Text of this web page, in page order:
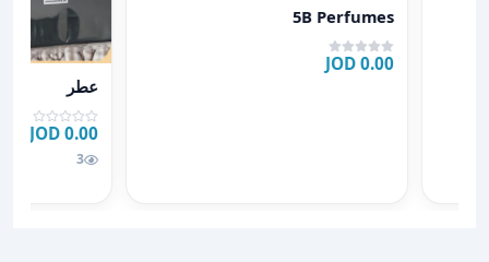
عرض تفاصيل 5B Perfumes
5B Perfumes
0.00 JOD
عرض تفاصيل
عطر
0.00 JOD
3